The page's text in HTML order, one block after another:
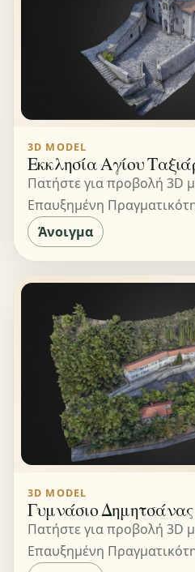
3D MODEL
Εκκλησία Αγίου
Πατήστε για προβολή 3D
Επαυξημένη
Άνοιγμα
3D MODEL
Γυμνάσιο Δημητσάνας
Πατήστε για προβολή 3D
Επαυξημένη